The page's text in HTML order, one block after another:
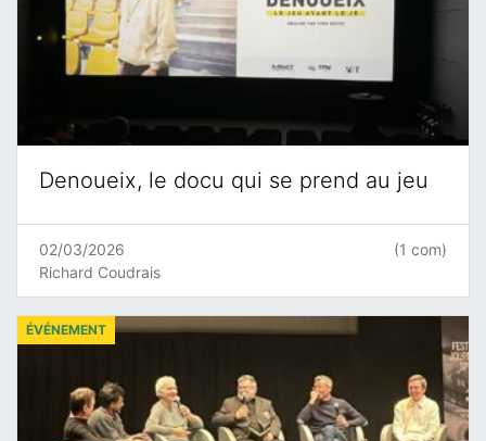
Denoueix, le docu qui se prend au jeu
02/03/2026
Richard Coudrais
(1 com)
ÉVÉNEMENT